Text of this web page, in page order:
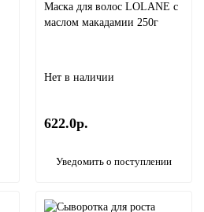
Маска для волос LOLANE с
маслом макадамии 250г
Нет в наличии
622.0р.
Уведомить о поступлении